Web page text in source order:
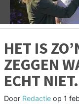
HET IS
ZEGGEN
ECHT NIET.
Door Redactie op 1